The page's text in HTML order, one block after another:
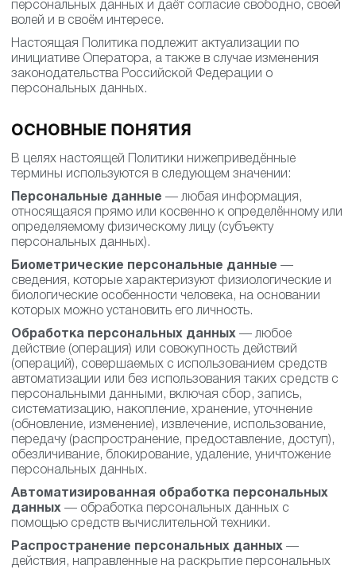
персональных данных и даёт согласие свободно, своей
волей и в своём интересе.
Настоящая Политика подлежит актуализации по
инициативе Оператора, а также в случае изменения
законодательства Российской Федерации о
персональных данных.
ОСНОВНЫЕ ПОНЯТИЯ
В целях настоящей Политики нижеприведённые
термины используются в следующем значении:
Персональные данные — любая информация,
относящаяся прямо или косвенно к определённому или
определяемому физическому лицу (субъекту
персональных данных).
Биометрические персональные данные —
сведения, которые характеризуют физиологические и
биологические особенности человека, на основании
которых можно установить его личность.
Обработка персональных данных — любое
действие (операция) или совокупность действий
(операций), совершаемых с использованием средств
автоматизации или без использования таких средств с
персональными данными, включая сбор, запись,
систематизацию, накопление, хранение, уточнение
(обновление, изменение), извлечение, использование,
передачу (распространение, предоставление, доступ),
обезличивание, блокирование, удаление, уничтожение
персональных данных.
Автоматизированная обработка персональных
данных — обработка персональных данных с
помощью средств вычислительной техники.
Распространение персональных данных —
действия, направленные на раскрытие персональных